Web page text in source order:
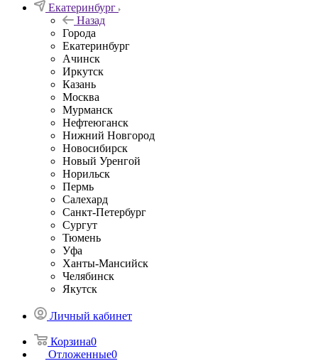
Екатеринбург
Назад
Города
Екатеринбург
Ачинск
Иркутск
Казань
Москва
Мурманск
Нефтеюганск
Нижний Новгород
Новосибирск
Новый Уренгой
Норильск
Пермь
Салехард
Санкт-Петербург
Сургут
Тюмень
Уфа
Ханты-Мансийск
Челябинск
Якутск
Личный кабинет
Корзина0
Отложенные0